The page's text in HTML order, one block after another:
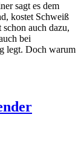
sagt es dem
kostet Schweiß
auch dazu,
bei
legt. Doch warum